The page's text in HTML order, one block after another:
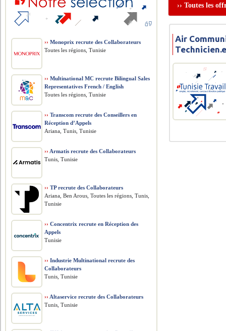
›› Toutes les
Air
›› Monoprix recrute des Collaborateurs
Toutes les régions, Tunisie
›› Multinational MC recrute Bilingual Sales
Representatives French / English
Toutes les régions, Tunisie
›› Transcom recrute des Conseillers en
Réception d’Appels
Ariana, Tunis, Tunisie
›› Armatis recrute des Collaborateurs
Tunis, Tunisie
›› TP recrute des Collaborateurs
Ariana, Ben Arous, Toutes les régions, Tunis,
Tunisie
›› Concentrix recrute en Réception des
Appels
Tunisie
›› Industrie Multinational recrute des
Collaborateurs
Tunis, Tunisie
›› Altaservice recrute des Collaborateurs
Tunis, Tunisie